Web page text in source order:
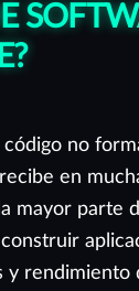
código no
en
mayor parte
y rendimiento